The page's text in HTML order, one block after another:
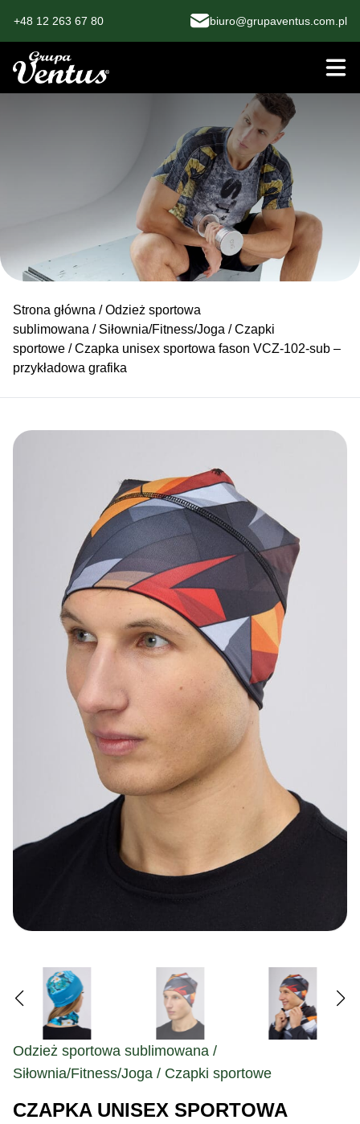
+48 12 263 67 80 biuro@grupaventus.com.pl
Strona główna /Odzież sportowa
sublimowana / Siłownia/Fitness/Joga /Czapki
sportowe / Czapka unisex sportowa fason VCZ-102-sub –
przykładowa grafika
Odzież sportowa sublimowana /
Siłownia/Fitness/Joga / Czapki sportowe
CZAPKA UNISEX SPORTOWA